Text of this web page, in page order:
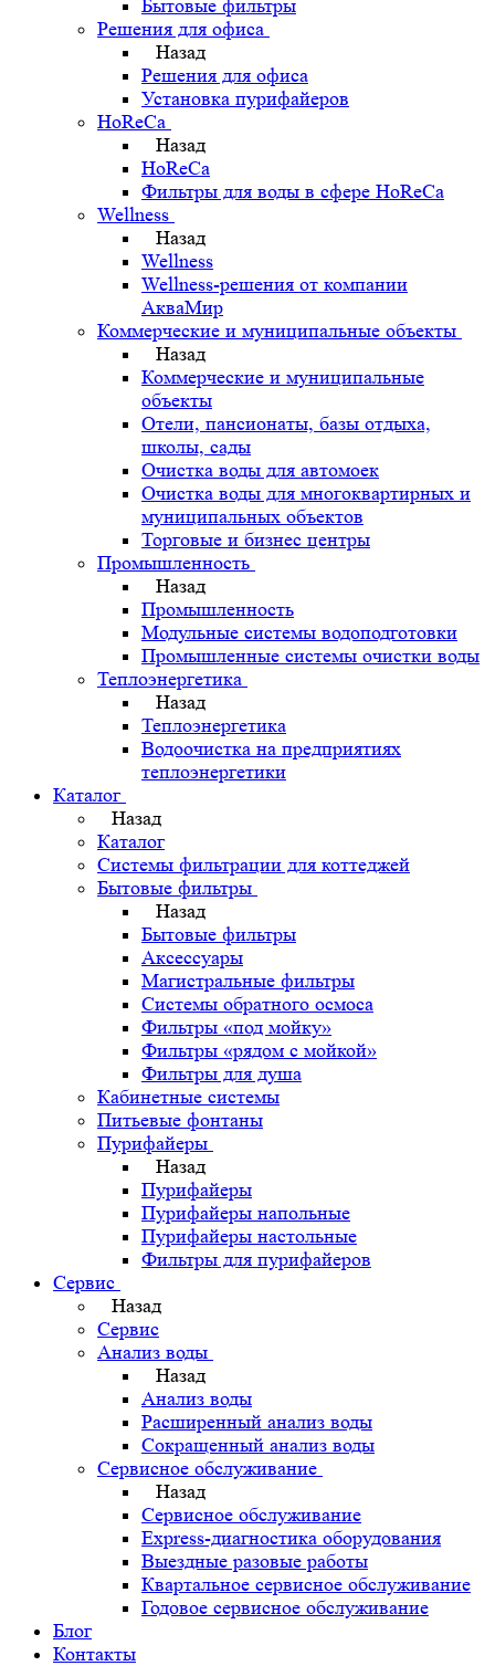
Бытовые фильтры
Решения для офиса
Назад
Решения для офиса
Установка пурифайеров
HoReCa
Назад
HoReCa
Фильтры для воды в сфере HoReCa
Wellness
Назад
Wellness
Wellness-решения от компании
АкваМир
Коммерческие и муниципальные объекты
Назад
Коммерческие и муниципальные
объекты
Отели, пансионаты, базы отдыха,
школы, сады
Очистка воды для автомоек
Очистка воды для многоквартирных и
муниципальных объектов
Торговые и бизнес центры
Промышленность
Назад
Промышленность
Модульные системы водоподготовки
Промышленные системы очистки воды
Теплоэнергетика
Назад
Теплоэнергетика
Водоочистка на предприятиях
теплоэнергетики
Каталог
Назад
Каталог
Системы фильтрации для коттеджей
Бытовые фильтры
Назад
Бытовые фильтры
Аксессуары
Магистральные фильтры
Системы обратного осмоса
Фильтры «под мойку»
Фильтры «рядом с мойкой»
Фильтры для душа
Кабинетные системы
Питьевые фонтаны
Пурифайеры
Назад
Пурифайеры
Пурифайеры напольные
Пурифайеры настольные
Фильтры для пурифайеров
Сервис
Назад
Сервис
Анализ воды
Назад
Анализ воды
Расширенный анализ воды
Сокращенный анализ воды
Сервисное обслуживание
Назад
Сервисное обслуживание
Express-диагностика оборудования
Выездные разовые работы
Квартальное сервисное обслуживание
Годовое сервисное обслуживание
Блог
Контакты